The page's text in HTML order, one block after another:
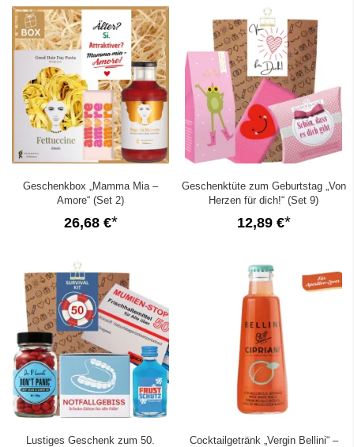
Geschenkbox „Mamma Mia –
Amore“ (Set 2)
26,68 €
Geschenktüte zum Geburtstag „Von
Herzen für dich!“ (Set 9)
12,89 €
Lustiges Geschenk zum 50.
Cocktailgetränk „Vergin Bellini“ –